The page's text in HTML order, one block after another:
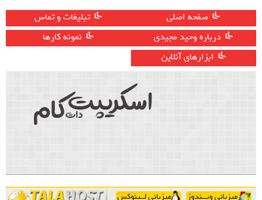
صفحه اصلی
تبلیغات و تماس
درباره وحید مجیدی
نمونه کارها
ابزارهای آنلاین